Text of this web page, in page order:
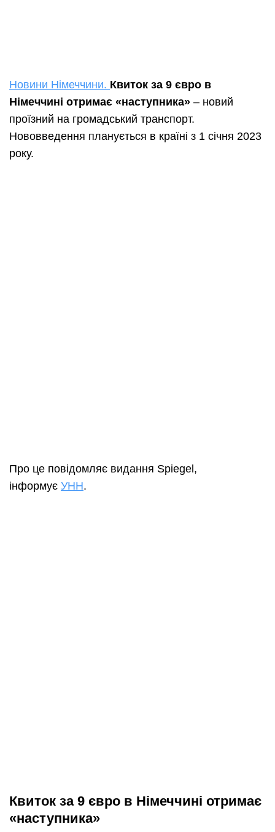
Новини Німеччини. Квиток за 9 євро в
Німеччині отримає «наступника» – новий
проїзний на громадський транспорт.
Нововведення планується в країні з 1 січня 2023
року.
Про це повідомляє видання Spiegel,
інформує УНН.
Квиток за 9 євро в Німеччині отримає
«наступника»